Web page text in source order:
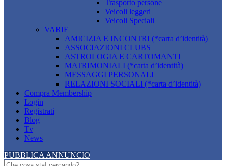
Trasporto persone
Veicoli leggeri
Veicoli Speciali
VARIE
AMICIZIA E INCONTRI (*carta d’identità)
ASSOCIAZIONI CLUBS
ASTROLOGIA E CARTOMANTI
MATRIMONIALI (*carta d’identità)
MESSAGGI PERSONALI
RELAZIONI SOCIALI (*carta d’identità)
Compra Membership
Login
Registrati
Blog
Tv
News
PUBBLICA ANNUNCIO